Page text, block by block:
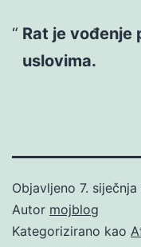
Rat je vođenje
uslovima.
Objavljeno 7. siječnja
Autor mojblog
Kategorizirano kao